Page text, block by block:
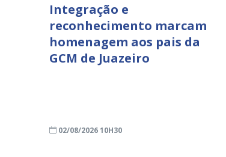
Integração e
reconhecimento marcam
homenagem aos pais da
GCM de Juazeiro
02/08/2026 10H30